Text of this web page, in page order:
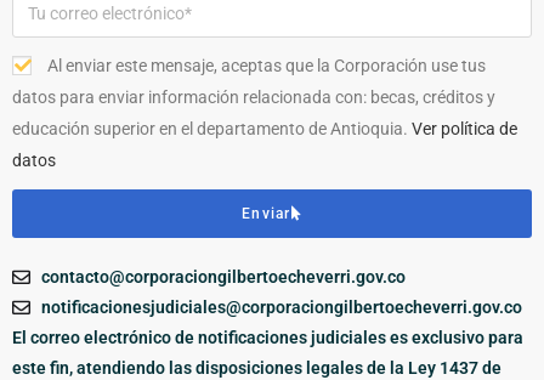
Al enviar este mensaje, aceptas que la Corporación use tus
datos para enviar información relacionada con: becas, créditos y
educación superior en el departamento de Antioquia. Ver política de
datos
Enviar
contacto@corporaciongilbertoecheverri.gov.co
notificacionesjudiciales@corporaciongilbertoecheverri.gov.co
El correo electrónico de notificaciones judiciales es exclusivo para
este fin, atendiendo las disposiciones legales de la Ley 1437 de